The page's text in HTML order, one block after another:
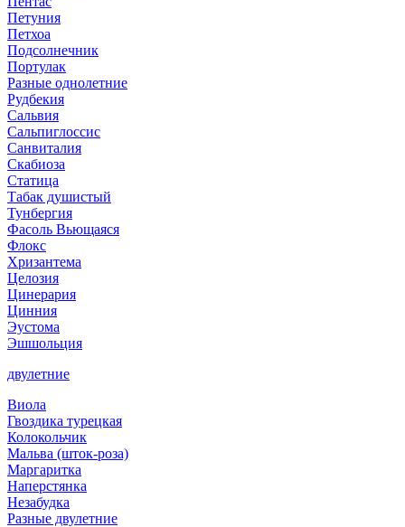
Петуния
Петхоа
Подсолнечник
Портулак
Разные однолетние
Рудбекия
Сальвия
Сальпиглоссис
Санвиталия
Скабиоза
Статица
Табак душистый
Тунбергия
Фасоль Вьющаяся
Флокс
Хризантема
Целозия
Цинерария
Цинния
Эустома
Эшшольция
двулетние
Виола
Гвоздика турецкая
Колокольчик
Мальва (шток-роза)
Маргаритка
Наперстянка
Незабудка
Разные двулетние